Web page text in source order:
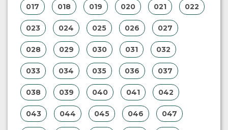
017 018 019 020 021 022
023 024 025 026 027
028 029 030 031 032
033 034 035 036 037
038 039 040 041 042
043 044 045 046 047